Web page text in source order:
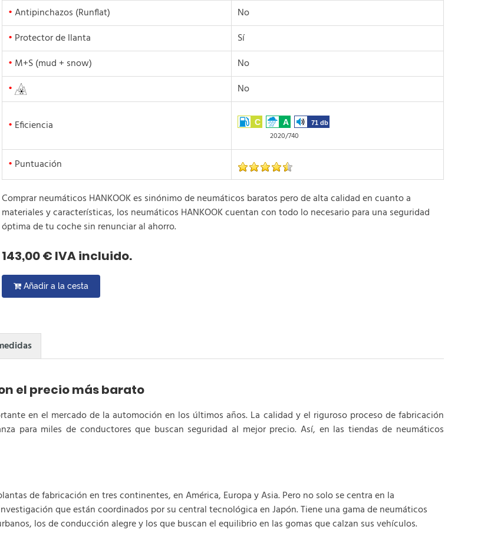
•Antipinchazos (Runflat)
No
• Protector de llanta
Sí
• M+S (mud + snow)
No
•
No
• Eficiencia C A 71 db
2020/740
• Puntuación
Comprar neumáticos HANKOOK es sinónimo de neumáticos baratos pero de alta calidad en cuanto a
materiales y características, los neumáticos HANKOOK cuentan con todo lo necesario para una seguridad
óptima de tu coche sin renunciar al ahorro.
143,00 € IVA incluido.
Añadir a la cesta
el precio más barato
en el mercado de la automoción en los últimos años. La calidad y el riguroso proceso de fabricación
para miles de conductores que buscan seguridad al mejor precio. Así, en las tiendas de neumáticos
de fabricación en tres continentes, en América, Europa y Asia. Pero no solo se centra en la
que están coordinados por su central tecnológica en Japón. Tiene una gama de neumáticos
los de conducción alegre y los que buscan el equilibrio en las gomas que calzan sus vehículos.